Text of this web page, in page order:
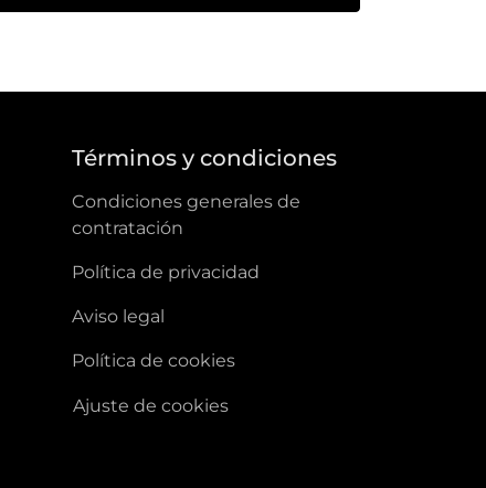
Términos y condiciones
condiciones generales de
contratación
política de privacidad
aviso legal
política de cookies
ajuste de cookies